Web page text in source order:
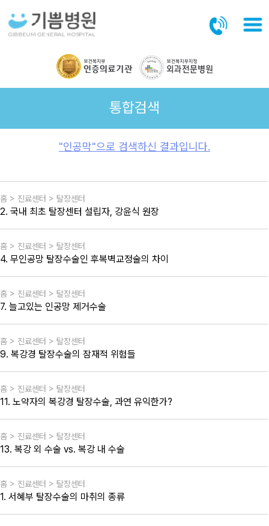
통합검색
"인공막"으로 검색하신 결과입니다.
홈 > 진료센터 > 탈장센터
2. 국내 최초 탈장센터 설립자, 강윤식 원장
홈 > 진료센터 > 탈장센터
4. 무인공망 탈장수술인 후복벽교정술의 차이
홈 > 진료센터 > 탈장센터
7. 늘고있는 인공망 제거수술
홈 > 진료센터 > 탈장센터
9. 복강경 탈장수술의 잠재적 위험들
홈 > 진료센터 > 탈장센터
11. 노약자의 복강경 탈장수술, 과연 유익한가?
홈 > 진료센터 > 탈장센터
13. 복강 외 수술 vs. 복강 내 수술
홈 > 진료센터 > 탈장센터
1. 서혜부 탈장수술의 마취의 종류